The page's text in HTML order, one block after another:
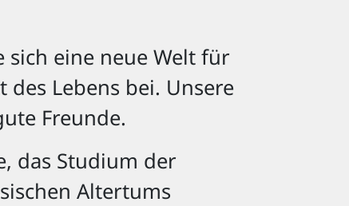
eine neue Welt für
Lebens bei. Unsere
Freunde.
das Studium der
Altertums